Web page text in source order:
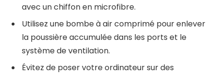
avec un chiffon en microfibre.
Utilisez une bombe à air comprimé pour enlever
la poussière accumulée dans les ports et le
système de ventilation.
Évitez de poser votre ordinateur sur des